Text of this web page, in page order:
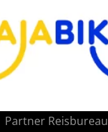
Partner Reisbureau